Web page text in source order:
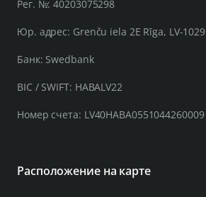
Рег. №: 40203075298
Юр. адрес: Grenču iela 2E Rīga, LV-1029
Банк: Swedbank
BIC / SWIFT: HABALV22
Номер счета: LV40HABA0551044260009
Расположение на карте